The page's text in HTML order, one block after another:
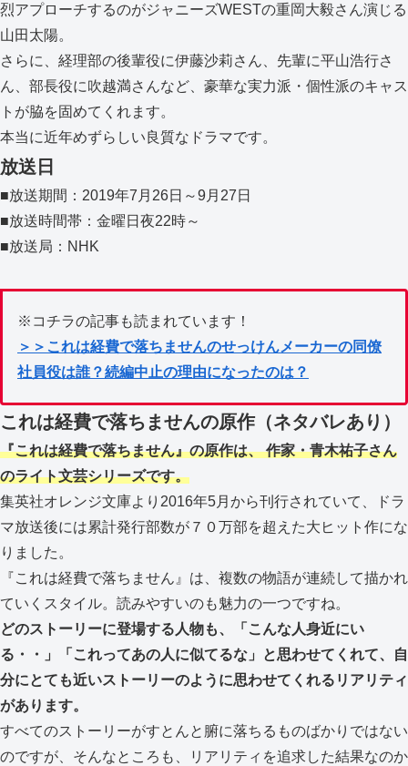
烈アプローチするのがジャニーズWESTの重岡大毅さん演じる
山田太陽。
さらに、経理部の後輩役に伊藤沙莉さん、先輩に平山浩行さ
ん、部長役に吹越満さんなど、豪華な実力派・個性派のキャス
トが脇を固めてくれます。
本当に近年めずらしい良質なドラマです。
放送日
■放送期間：2019年7月26日～9月27日
■放送時間帯：金曜日夜22時～
■放送局：NHK
※コチラの記事も読まれています！
＞＞これは経費で落ちませんのせっけんメーカーの同僚
社員役は誰？続編中止の理由になったのは？
これは経費で落ちませんの原作（ネタバレあり）
『これは経費で落ちません』の原作は、 作家・青木祐子さん
のライト文芸シリーズです。
集英社オレンジ文庫より2016年5月から刊行されていて、ドラ
マ放送後には累計発行部数が７０万部を超えた大ヒット作にな
りました。
『これは経費で落ちません』は、複数の物語が連続して描かれ
ていくスタイル。読みやすいのも魅力の一つですね。
どのストーリーに登場する人物も、「こんな人身近にい
る・・」「これってあの人に似てるな」と思わせてくれて、自
分にとても近いストーリーのように思わせてくれるリアリティ
があります。
すべてのストーリーがすとんと腑に落ちるものばかりではない
のですが、そんなところも、リアリティを追求した結果なのか